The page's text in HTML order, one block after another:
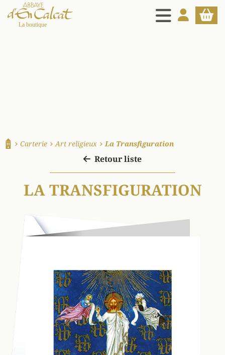
MENU
MON PANIER
Carterie Art religieux La Transfiguration
Retour liste
LA TRANSFIGURATION